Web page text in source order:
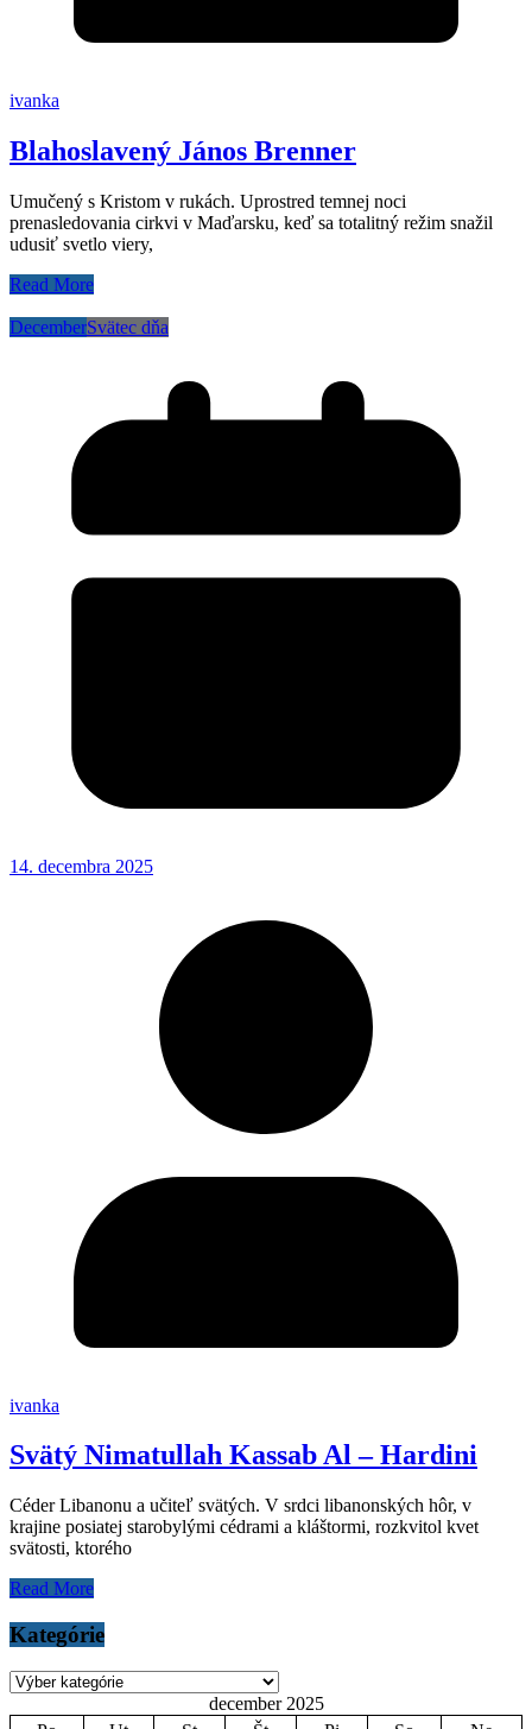
ivanka
Blahoslavený János Brenner
Umučený s Kristom v rukách. Uprostred temnej noci
prenasledovania cirkvi v Maďarsku, keď sa totalitný režim snažil
udusiť svetlo viery,
Read More
DecemberSvätec dňa
14. decembra 2025
ivanka
Svätý Nimatullah Kassab Al – Hardini
Céder Libanonu a učiteľ svätých. V srdci libanonských hôr, v
krajine posiatej starobylými cédrami a kláštormi, rozkvitol kvet
svätosti, ktorého
Read More
Kategórie
Kategórie
december 2025